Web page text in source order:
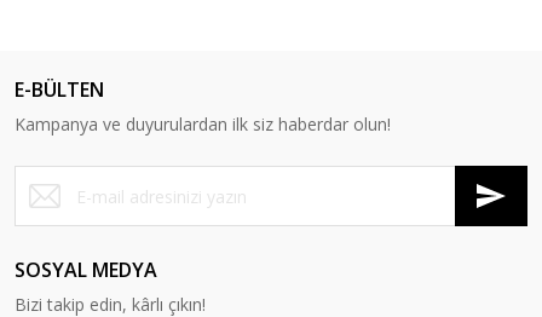
E-BÜLTEN
Kampanya ve duyurulardan ilk siz haberdar olun!
SOSYAL MEDYA
Bizi takip edin, kârlı çıkın!